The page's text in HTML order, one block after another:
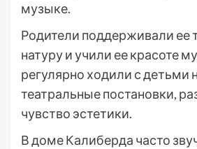
музыке.
Родители поддерживали ее
натуру и учили ее красоте
регулярно ходили с детьми
театральные постановки,
чувство эстетики.
В доме Калиберда часто